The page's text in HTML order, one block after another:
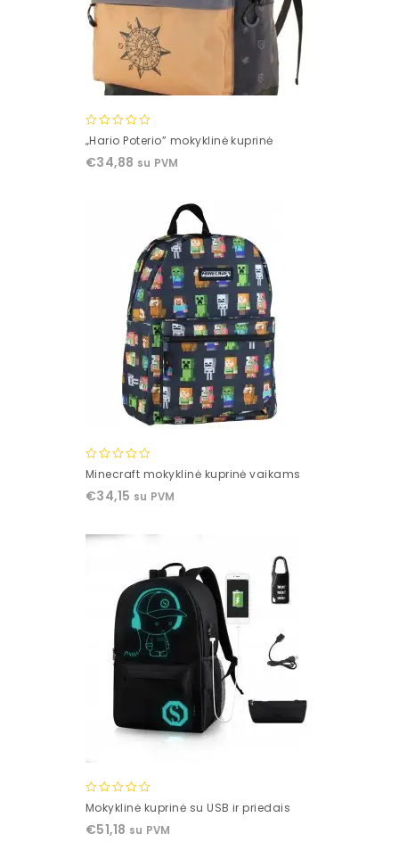
0
of
„Hario Poterio” mokyklinė kuprinė
€34,88 su PVM
0
of
Minecraft mokyklinė kuprinė vaikams
€34,15 su PVM
0
of
Mokyklinė kuprinė su USB ir priedais
€51,18 su PVM